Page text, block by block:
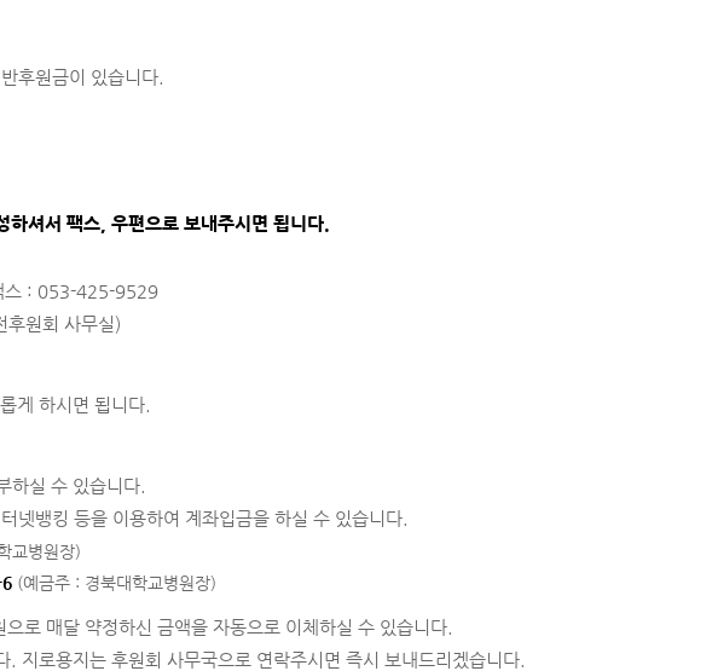
후원금이 있습니다.
셔서 팩스, 우편으로 보내주시면 됩니다.
스 : 053-425-9529
원회 사무실)
게 하시면 됩니다.
하실 수 있습니다.
뱅킹 등을 이용하여 계좌입금을 하실 수 있습니다.
교병원장)
(예금주 : 경북대학교병원장)
로 매달 약정하신 금액을 자동으로 이체하실 수 있습니다.
로용지는 후원회 사무국으로 연락주시면 즉시 보내드리겠습니다.